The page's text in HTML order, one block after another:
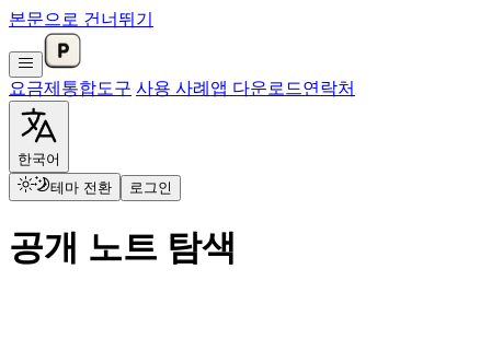
본문으로 건너뛰기
요금제 통합도구 사용 사례 앱 다운로드연락처
한국어
테마 전환
로그인
공개 노트 탐색